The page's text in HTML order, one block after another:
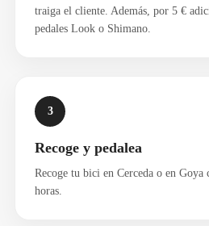
traiga el cliente. Además, por 5 €
pedales Look o Shimano.
3
Recoge y pedalea
Recoge tu bici en Cerceda o en Goya
horas.